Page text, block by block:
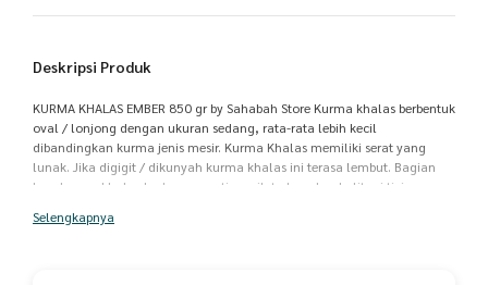
Deskripsi Produk
KURMA KHALAS EMBER 850 gr by Sahabah Store Kurma khalas berbentuk
oval / lonjong dengan ukuran sedang, rata-rata lebih kecil
dibandingkan kurma jenis mesir. Kurma Khalas memiliki serat yang
lunak. Jika digigit / dikunyah kurma khalas ini terasa lembut. Bagian
luar kurma khalas kadang seperti masih terbungkus kulit ari tipis.
317509129097 Expired produk kami minimal 6 bulan sejak tanggal
Selengkapnya